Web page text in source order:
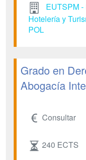
EUTSPM
Hotelería y
POL
Grado en
Abogacía
Consultar
240 ECTS